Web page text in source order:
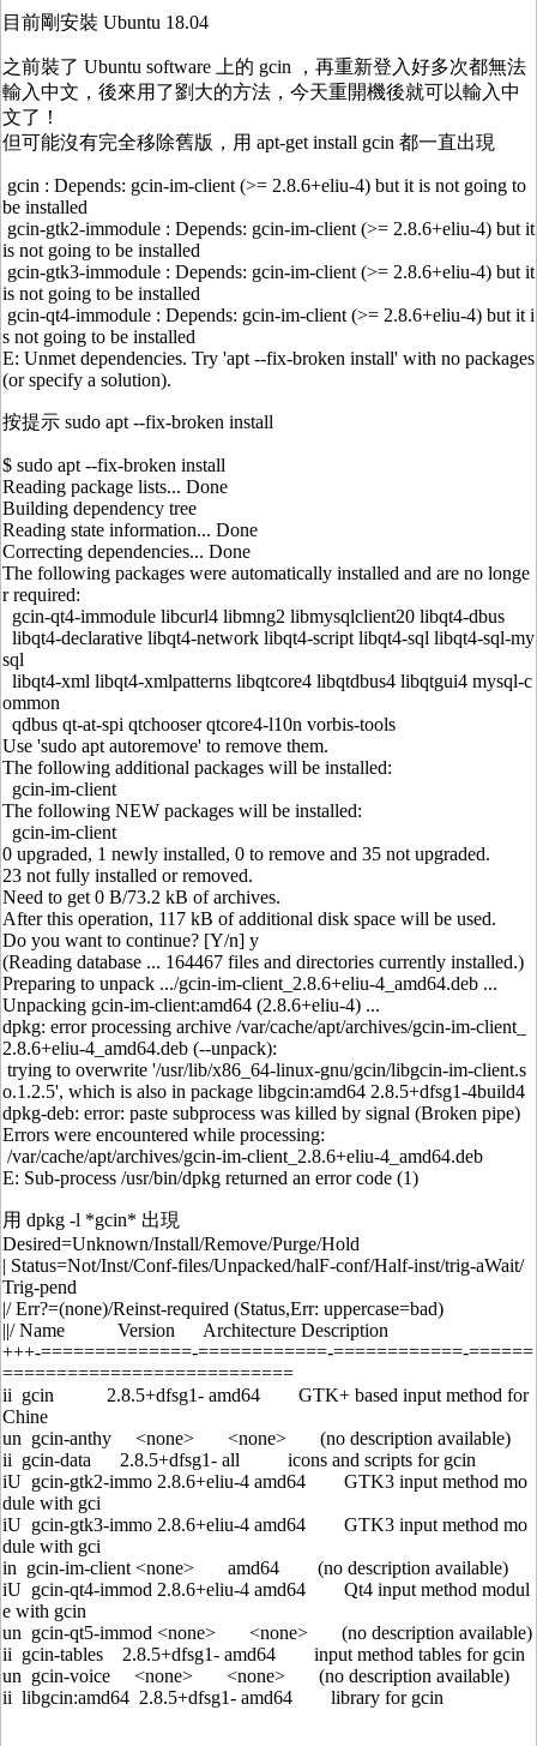
目前剛安裝 Ubuntu 18.04
之前裝了 Ubuntu software 上的 gcin ，再重新登入好多次都無法
輸入中文，後來用了劉大的方法，今天重開機後就可以輸入中
文了！
但可能沒有完全移除舊版，用 apt-get install gcin 都一直出現
gcin : Depends: gcin-im-client (>= 2.8.6+eliu-4) but it is not going to
be installed
gcin-gtk2-immodule : Depends: gcin-im-client (>= 2.8.6+eliu-4) but it
is not going to be installed
gcin-gtk3-immodule : Depends: gcin-im-client (>= 2.8.6+eliu-4) but it
is not going to be installed
gcin-qt4-immodule : Depends: gcin-im-client (>= 2.8.6+eliu-4) but it i
s not going to be installed
E: Unmet dependencies. Try 'apt --fix-broken install' with no packages
(or specify a solution).
按提示 sudo apt --fix-broken install
$ sudo apt --fix-broken install
Reading package lists... Done
Building dependency tree
Reading state information... Done
Correcting dependencies... Done
The following packages were automatically installed and are no longe
r required:
gcin-qt4-immodule libcurl4 libmng2 libmysqlclient20 libqt4-dbus
libqt4-declarative libqt4-network libqt4-script libqt4-sql libqt4-sql-my
sql
libqt4-xml libqt4-xmlpatterns libqtcore4 libqtdbus4 libqtgui4 mysql-c
ommon
qdbus qt-at-spi qtchooser qtcore4-l10n vorbis-tools
Use 'sudo apt autoremove' to remove them.
The following additional packages will be installed:
gcin-im-client
The following NEW packages will be installed:
gcin-im-client
0 upgraded, 1 newly installed, 0 to remove and 35 not upgraded.
23 not fully installed or removed.
Need to get 0 B/73.2 kB of archives.
After this operation, 117 kB of additional disk space will be used.
Do you want to continue? [Y/n] y
(Reading database ... 164467 files and directories currently installed.)
Preparing to unpack .../gcin-im-client_2.8.6+eliu-4_amd64.deb ...
Unpacking gcin-im-client:amd64 (2.8.6+eliu-4) ...
dpkg: error processing archive /var/cache/apt/archives/gcin-im-client_
2.8.6+eliu-4_amd64.deb (--unpack):
trying to overwrite '/usr/lib/x86_64-linux-gnu/gcin/libgcin-im-client.s
o.1.2.5', which is also in package libgcin:amd64 2.8.5+dfsg1-4build4
dpkg-deb: error: paste subprocess was killed by signal (Broken pipe)
Errors were encountered while processing:
/var/cache/apt/archives/gcin-im-client_2.8.6+eliu-4_amd64.deb
E: Sub-process /usr/bin/dpkg returned an error code (1)
用 dpkg -l *gcin* 出現
Desired=Unknown/Install/Remove/Purge/Hold
| Status=Not/Inst/Conf-files/Unpacked/halF-conf/Half-inst/trig-aWait/
Trig-pend
|/ Err?=(none)/Reinst-required (Status,Err: uppercase=bad)
||/ Name Version Architecture Description
+++-==============-============-============-======
===========================
ii gcin 2.8.5+dfsg1- amd64 GTK+ based input method for
Chine
un gcin-anthy <none> <none> (no description available)
ii gcin-data 2.8.5+dfsg1- all icons and scripts for gcin
iU gcin-gtk2-immo 2.8.6+eliu-4 amd64 GTK3 input method mo
dule with gci
iU gcin-gtk3-immo 2.8.6+eliu-4 amd64 GTK3 input method mo
dule with gci
in gcin-im-client <none> amd64 (no description available)
iU gcin-qt4-immod 2.8.6+eliu-4 amd64 Qt4 input method modul
e with gcin
un gcin-qt5-immod <none> <none> (no description available)
ii gcin-tables 2.8.5+dfsg1- amd64 input method tables for gcin
un gcin-voice <none> <none> (no description available)
ii libgcin:amd64 2.8.5+dfsg1- amd64 library for gcin